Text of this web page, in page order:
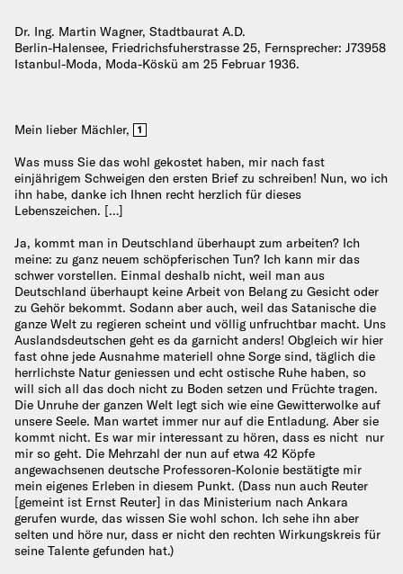
Dr. Ing. Martin Wagner, Stadtbaurat A.D.
Berlin-Halensee, Friedrichsfuherstrasse 25, Fernsprecher: J73958
Istanbul-Moda, Moda-Köskü am 25 Februar 1936.
Mein lieber Mächler, 1
Was muss Sie das wohl gekostet haben, mir nach fast
einjährigem Schweigen den ersten Brief zu schreiben! Nun, wo ich
ihn habe, danke ich Ihnen recht herzlich für dieses
Lebenszeichen. […]
Ja, kommt man in Deutschland überhaupt zum arbeiten? Ich
meine: zu ganz neuem schöpferischen Tun? Ich kann mir das
schwer vorstellen. Einmal deshalb nicht, weil man aus
Deutschland überhaupt keine Arbeit von Belang zu Gesicht oder
zu Gehör bekommt. Sodann aber auch, weil das Satanische die
ganze Welt zu regieren scheint und völlig unfruchtbar macht. Uns
Auslandsdeutschen geht es da garnicht anders! Obgleich wir hier
fast ohne jede Ausnahme materiell ohne Sorge sind, täglich die
herrlichste Natur geniessen und echt ostische Ruhe haben, so
will sich all das doch nicht zu Boden setzen und Früchte tragen.
Die Unruhe der ganzen Welt legt sich wie eine Gewitterwolke auf
unsere Seele. Man wartet immer nur auf die Entladung. Aber sie
kommt nicht. Es war mir interessant zu hören, dass es nicht nur
mir so geht. Die Mehrzahl der nun auf etwa 42 Köpfe
angewachsenen deutsche Professoren-Kolonie bestätigte mir
mein eigenes Erleben in diesem Punkt. (Dass nun auch Reuter
[gemeint ist Ernst Reuter] in das Ministerium nach Ankara
gerufen wurde, das wissen Sie wohl schon. Ich sehe ihn aber
selten und höre nur, dass er nicht den rechten Wirkungskreis für
seine Talente gefunden hat.)